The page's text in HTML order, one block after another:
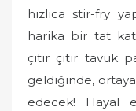
hızlıca stir-fry
harika bir tat
çıtır çıtır tavuk
geldiğinde,
edecek! Hayal